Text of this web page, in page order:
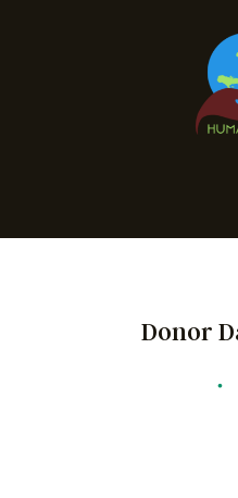
Donor
•